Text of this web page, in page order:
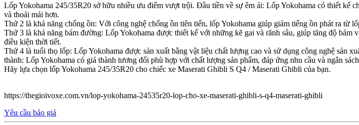
Lốp Yokohama 245/35R20 sở hữu nhiều ưu điểm vượt trội. Đầu tiền về sự êm ái: Lốp Yokohama có thiết kế
và thoải mái hơn.
Thứ 2 là khả năng chống ồn: Với công nghệ chống ồn tiên tiến, lốp Yokohama giúp giảm tiếng ồn phát ra từ
Thứ 3 là khả năng bám đường: Lốp Yokohama được thiết kế với những kẽ gai và rãnh sâu, giúp tăng độ
điều kiện thời tiết.
Thứ 4 là tuổi thọ lốp: Lốp Yokohama được sản xuất bằng vật liệu chất lượng cao và sử dụng công nghệ sản
thành: Lốp Yokohama có giá thành tương đối phù hợp với chất lượng sản phẩm, đáp ứng nhu cầu và ngân
Hãy lựa chọn lốp Yokohama 245/35R20 cho chiếc xe Maserati Ghibli S Q4 / Maserati Ghibli của bạn.
https://thegioivoxe.com.vn/lop-yokohama-24535r20-lop-cho-xe-maserati-ghibli-s-q4-maserati-ghibli
Yêu cầu báo giá